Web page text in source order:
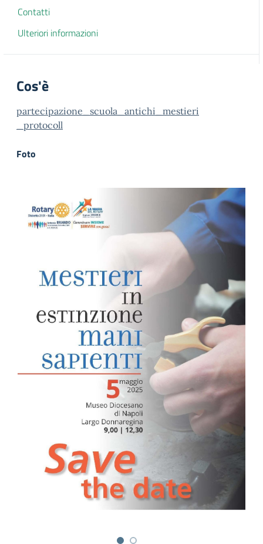
Contatti
Ulteriori informazioni
Cos'è
partecipazione_scuola_antichi_mestieri
_protocoll
Foto